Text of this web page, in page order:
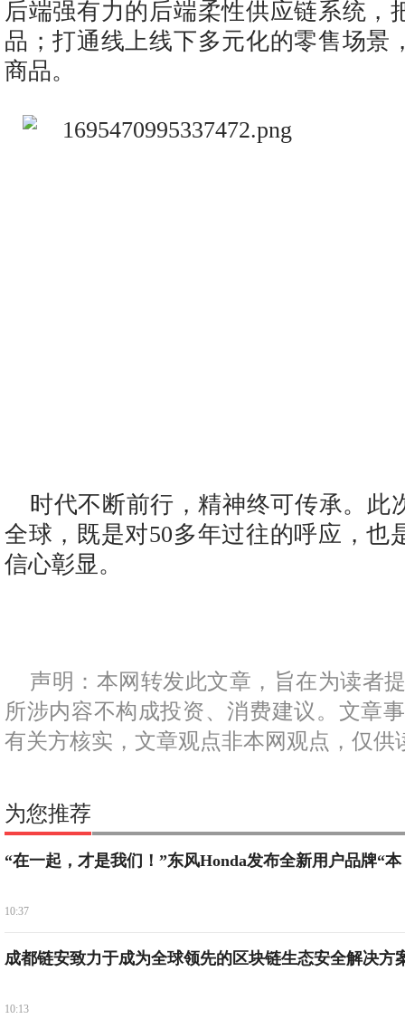
后端强有力的后端柔性供应链系统，
品；打通线上线下多元化的零售场景
商品。
时代不断前行，精神终可传承。此
全球，既是对50多年过往的呼应，也
信心彰显。
声明：本网转发此文章，旨在为读者
所涉内容不构成投资、消费建议。文章
有关方核实，文章观点非本网观点，仅供
为您推荐
“在一起，才是我们！”东风Honda发布全新用户品牌“本
10:37
成都链安致力于成为全球领先的区块链生态安全解决方
10:13